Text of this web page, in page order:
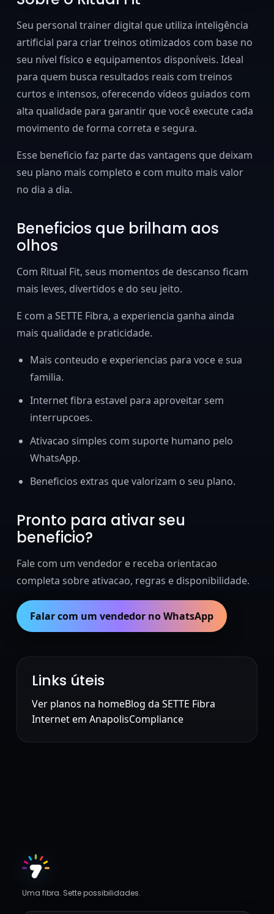
Seu personal trainer digital que utiliza inteligência
artificial para criar treinos otimizados com base no
seu nível físico e equipamentos disponíveis. Ideal
para quem busca resultados reais com treinos
curtos e intensos, oferecendo vídeos guiados com
alta qualidade para garantir que você execute cada
movimento de forma correta e segura.
Esse beneficio faz parte das vantagens que deixam
seu plano mais completo e com muito mais valor
no dia a dia.
Beneficios que brilham aos
olhos
Com Ritual Fit, seus momentos de descanso ficam
mais leves, divertidos e do seu jeito.
E com a SETTE Fibra, a experiencia ganha ainda
mais qualidade e praticidade.
Mais conteudo e experiencias para voce e sua
familia.
Internet fibra estavel para aproveitar sem
interrupcoes.
Ativacao simples com suporte humano pelo
WhatsApp.
Beneficios extras que valorizam o seu plano.
Pronto para ativar seu
beneficio?
Fale com um vendedor e receba orientacao
completa sobre ativacao, regras e disponibilidade.
Falar com um vendedor no WhatsApp
Links úteis
Ver planos na homeBlog da SETTE Fibra
Internet em AnapolisCompliance
Uma fibra. Sette possibilidades.